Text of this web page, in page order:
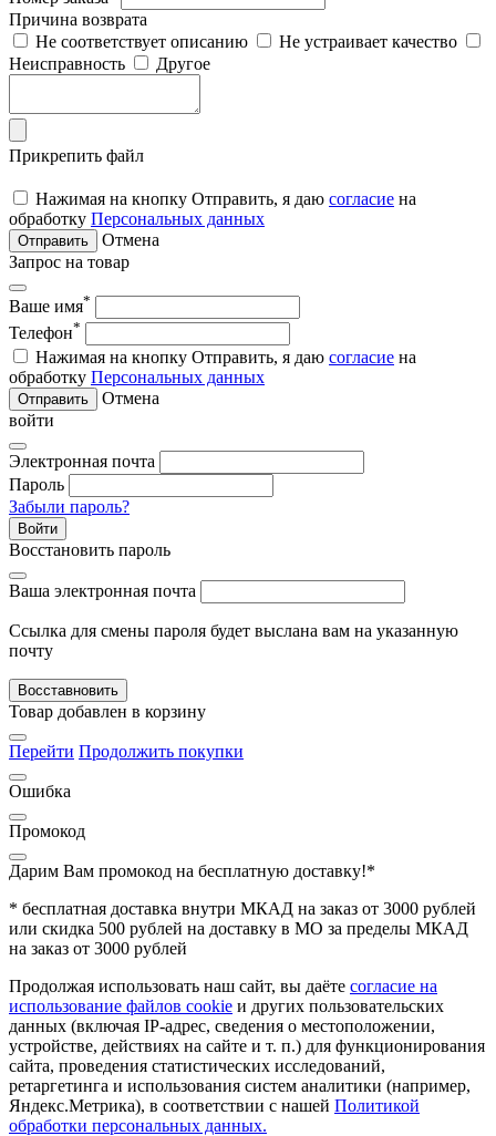
Причина возврата
Не соответствует описанию
Не устраивает качество
Неисправность
Другое
Прикрепить файл
Нажимая на кнопку Отправить, я даю согласие на
обработку Персональных данных
Отправить
Отмена
Запрос на товар
Ваше имя*
Телефон*
Нажимая на кнопку Отправить, я даю согласие на
обработку Персональных данных
Отправить
Отмена
войти
Электронная почта
Пароль
Забыли пароль?
Войти
Восстановить пароль
Ваша электронная почта
Ссылка для смены пароля будет выслана вам на указанную
почту
Восставновить
Товар добавлен в корзину
Перейти Продолжить покупки
Ошибка
Промокод
Дарим Вам промокод на бесплатную доставку!*
* бесплатная доставка внутри МКАД на заказ от 3000 рублей
или скидка 500 рублей на доставку в МО за пределы МКАД
на заказ от 3000 рублей
Продолжая использовать наш сайт, вы даёте согласие на
использование файлов cookie и других пользовательских
данных (включая IP-адрес, сведения о местоположении,
устройстве, действиях на сайте и т. п.) для функционирования
сайта, проведения статистических исследований,
ретаргетинга и использования систем аналитики (например,
Яндекс.Метрика), в соответствии с нашей Политикой
обработки персональных данных.